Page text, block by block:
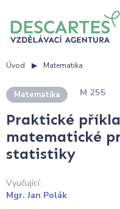
Úvod Matematika
Matematika M 255
Praktické
matematické
statistiky
Vyučující:
Mgr. Jan Polák